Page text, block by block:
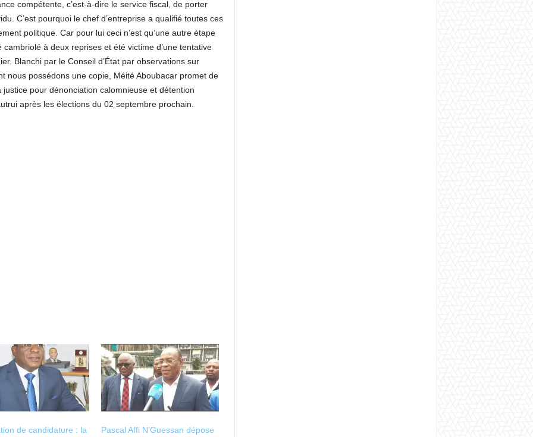
compétente, c’est-à-dire le service fiscal, de porter
C’est pourquoi le chef d’entreprise a qualifié toutes ces
politique. Car pour lui ceci n’est qu’une autre étape
à deux reprises et été victime d’une tentative
Blanchi par le Conseil d’État par observations sur
nous possédons une copie, Méité Aboubacar promet de
pour dénonciation calomnieuse et détention
après les élections du 02 septembre prochain.
de candidature : la Pascal Affi N’Guessan dépose